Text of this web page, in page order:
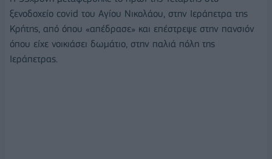
ξενοδοχείο covid του Αγίου Νικολάου, στην Ιεράπετρα της
Κρήτης, από όπου «απέδρασε» και επέστρεψε στην πανσιόν
όπου είχε νοικιάσει δωμάτιο, στην παλιά πόλη της
Ιεράπετρας.